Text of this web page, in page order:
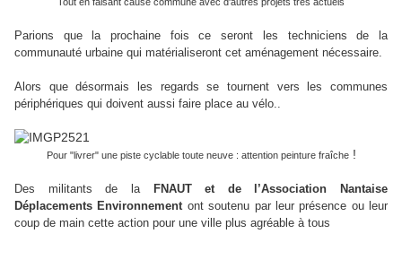
Parions que la prochaine fois ce seront les techniciens de la
communauté urbaine qui matérialiseront cet aménagement nécessaire.
Alors que désormais les regards se tournent vers les communes
périphériques qui doivent aussi faire place au vélo..
Pour "livrer" une piste cyclable toute neuve : attention peinture fraîche!
Des militants de la
FNAUT et de l’Association Nantaise
Déplacements Environnementont soutenu par leur présence ou leur
coup de main cette action pour une ville plus agréable à tous